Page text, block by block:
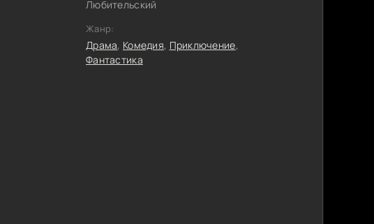
Любительский
Жанр:
Драма, Комедия, Приключение,
Фантастика